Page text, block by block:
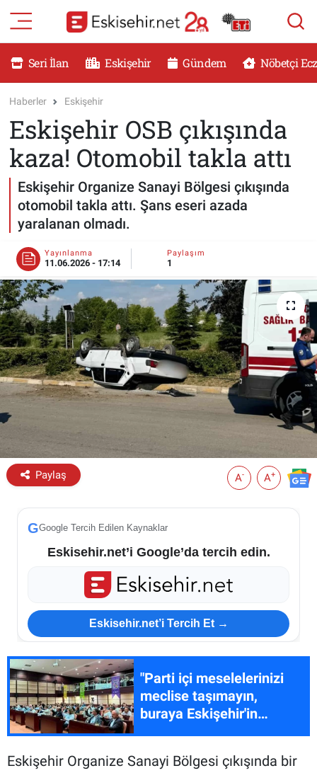
Seri İlan Eskişehir Gündem Nöbetçi
Haberler Eskişehir
Eskişehir OSB çıkışında
kaza! Otomobil takla attı
Eskişehir Organize Sanayi Bölgesi çıkışında
otomobil takla attı. Şans eseri azada
yaralanan olmadı.
Yayınlanma
11.06.2026 - 17:14
Paylaşım
1
Paylaş A- A+
GGoogle Tercih Edilen Kaynaklar
Eskisehir.net’i Google’da tercih edin.
Eskisehir.net’i Tercih Et →
"Parti içi meselelerinizi
meclise taşımayın,
buraya Eskişehir'in
Eskişehir Organize Sanayi Bölgesi çıkışında bir
RESMİ İLANLAR
DÜNYA
SAĞLIK
MAGAZİN
TEKNOLOJİ
YEMEK
ESKİŞEHİR NÖBETÇİ ECZANELER
Eskişehir Haber İçerikleri
Eskişehir Hava Durumu
Eskişehir Tramvay Saatleri
Eskişehir Otobüs Saatleri
Eskişehir Nöbetçi Eczaneler
Eskişehir Namaz Vakitleri
Eskişehir Trafik Yoğunluk Haritası
Süper Lig Puan Durumu ve Fikstür
Son Dakika Haberleri
Haber Arşivi